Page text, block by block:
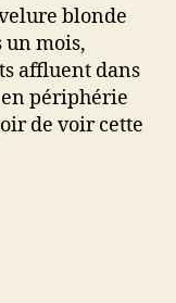
blonde
mois,
affluent dans
périphérie
de voir cette